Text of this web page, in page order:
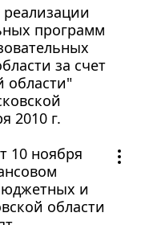
программ
за счет
области"
2010 г.
10 ноября
и
области